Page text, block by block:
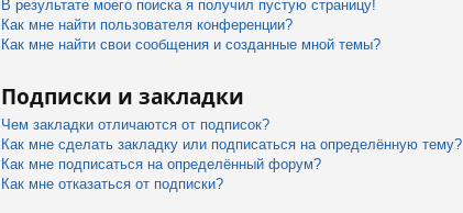
В результате моего поиска я получил пустую страницу!
Как мне найти пользователя конференции?
Как мне найти свои сообщения и созданные мной темы?
Подписки и закладки
Чем закладки отличаются от подписок?
Как мне сделать закладку или подписаться на определённую тему?
Как мне подписаться на определённый форум?
Как мне отказаться от подписки?